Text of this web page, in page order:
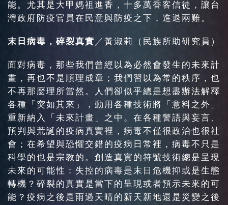
能。尤其是大甲媽祖進香，十多萬香客信徒，讓台
灣政府防疫官員在民意與防疫之下，進退兩難。
末日病毒，碎裂真實 ／黃淑莉（民族所助研究員）
面對病毒，那些我們曾經以為必然會發生的未來計
畫，再也不是順理成章；我們習以為常的秩序，也
不再那麼理所當然。人們卻似乎總是想盡辦法解釋
各種「突如其來」，動用各種技術將「意料之外」
重新納入「未來計畫」之中。在各種警語與妄言、
預判與荒誕的疫病真實裡，病毒不僅很政治也很社
會；在希望與恐懼交錯的疫病日常裡，病毒不只是
科學的也是宗教的。創造真實的符號技術總是呈現
未來的可能性：失控的病毒是末日危機抑或是生態
轉機？碎裂的真實是當下的呈現或者預示未來的可
能？疫病之後是雨過天晴的新天新地還是災變之後